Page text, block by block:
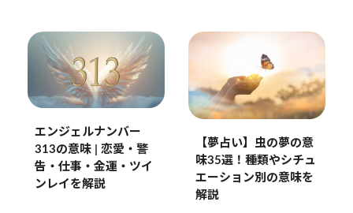
エンジェルナンバー
313の意味 | 恋愛・警
告・仕事・金運・ツイ
ンレイを解説
【夢占い】虫の夢の意
味35選！種類やシチュ
エーション別の意味を
解説